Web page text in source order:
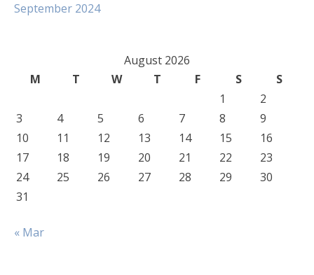
September 2024
August 2026
M
T W T F S
S
1
2
3
4 5 6 7 8
9
10
11 12 13 14 15
16
17
18 19 20 21 22
23
24
25 26 27 28 29
30
31
« Mar